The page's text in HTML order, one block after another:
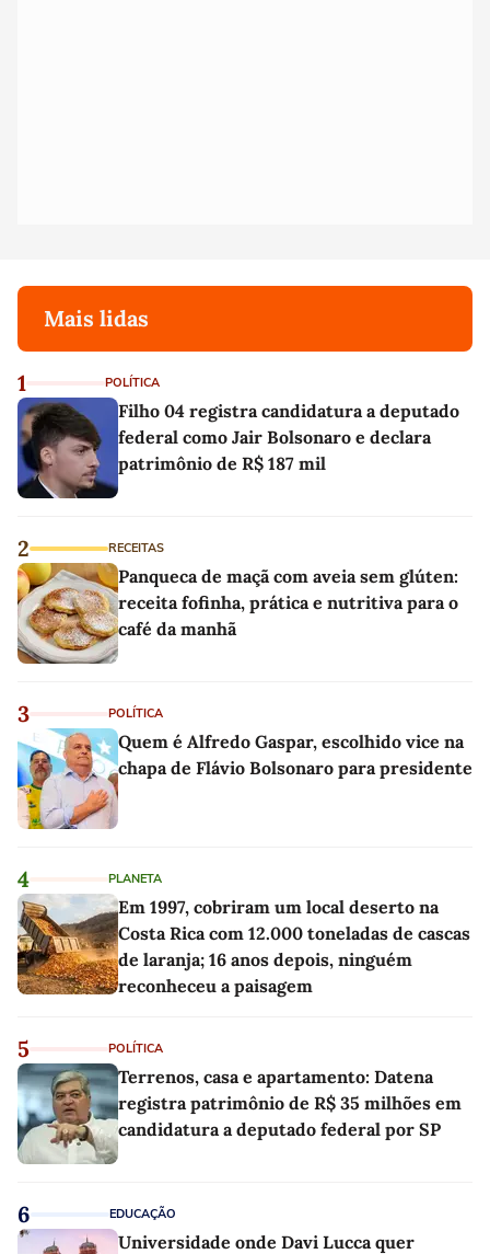
Mais lidas
1 POLÍTICA
Filho 04 registra candidatura a deputado
federal como Jair Bolsonaro e declara
patrimônio de R$ 187 mil
2 RECEITAS
Panqueca de maçã com aveia sem glúten:
receita fofinha, prática e nutritiva para o
café da manhã
3 POLÍTICA
Quem é Alfredo Gaspar, escolhido vice na
chapa de Flávio Bolsonaro para presidente
4 PLANETA
Em 1997, cobriram um local deserto na
Costa Rica com 12.000 toneladas de cascas
de laranja; 16 anos depois, ninguém
reconheceu a paisagem
5 POLÍTICA
Terrenos, casa e apartamento: Datena
registra patrimônio de R$ 35 milhões em
candidatura a deputado federal por SP
6 EDUCAÇÃO
Universidade onde Davi Lucca quer